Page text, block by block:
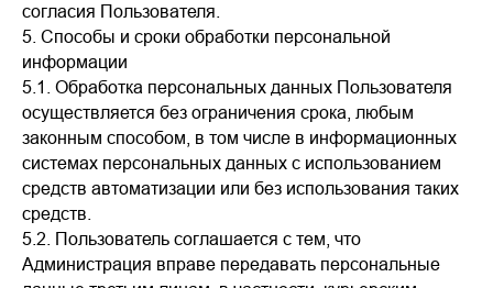
согласия Пользователя.
5. Способы и сроки обработки персональной
информации
5.1. Обработка персональных данных Пользователя
осуществляется без ограничения срока, любым
законным способом, в том числе в информационных
системах персональных данных с использованием
средств автоматизации или без использования таких
средств.
5.2. Пользователь соглашается с тем, что
Администрация вправе передавать персональные